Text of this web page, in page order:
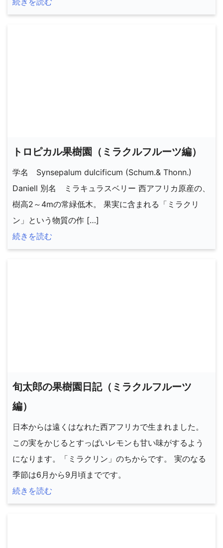
トロピカル果樹園（ミラクルフルーツ編）
学名 Synsepalum dulcificum (Schum.& Thonn.)
Daniell 別名 ミラキュラスベリー 西アフリカ原産の、
樹高2～4mの常緑低木。 果実に含まれる「ミラクリ
ン」という物質の作 […]
続きを読む
旬太郎の果樹園日記（ミラクルフルーツ
編）
日本からは遠くはなれた西アフリカで生まれました。
この実をかじるとすっぱいレモンも甘い味がするよう
になります。「ミラクリン」のちからです。 実のなる
季節は6月から9月頃までです。
続きを読む